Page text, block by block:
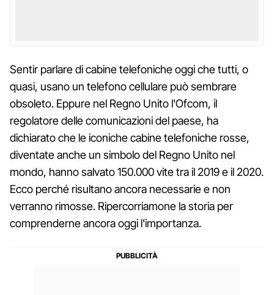
Sentir parlare di cabine telefoniche oggi che tutti, o
quasi, usano un telefono cellulare può sembrare
obsoleto. Eppure nel Regno Unito l'Ofcom, il
regolatore delle comunicazioni del paese, ha
dichiarato che le iconiche cabine telefoniche rosse,
diventate anche un simbolo del Regno Unito nel
mondo, hanno salvato 150.000 vite tra il 2019 e il 2020.
Ecco perché risultano ancora necessarie e non
verranno rimosse. Ripercorriamone la storia per
comprenderne ancora oggi l'importanza.